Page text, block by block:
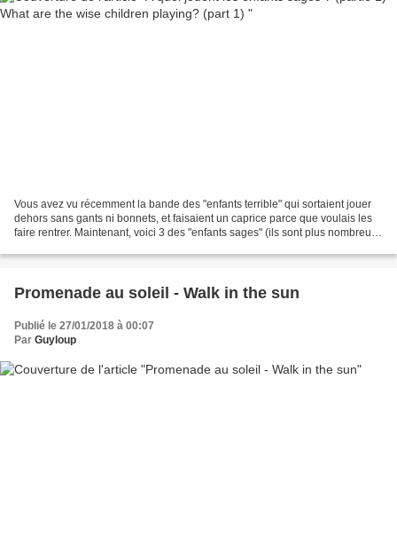
Vous avez vu récemment la bande des "enfants terrible" qui sortaient jouer
dehors sans gants ni bonnets, et faisaient un caprice parce que voulais les
faire rentrer. Maintenant, voici 3 des "enfants sages" (ils sont plus nombreux
Promenade au soleil - Walk in the sun
Publié le 27/01/2018 à 00:07
Par Guyloup